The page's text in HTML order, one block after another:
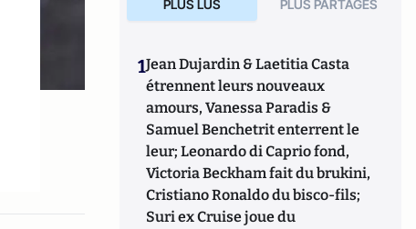
PLUS LUS PLUS PARTAGES
1Jean Dujardin & Laetitia Casta
étrennent leurs nouveaux
amours, Vanessa Paradis &
Samuel Benchetrit enterrent le
leur; Leonardo di Caprio fond,
Victoria Beckham fait du brukini,
Cristiano Ronaldo du bisco-fils;
Suri ex Cruise joue du